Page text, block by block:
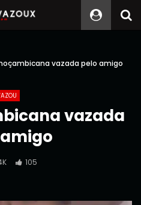
vazada pelo amigo
vazada
105